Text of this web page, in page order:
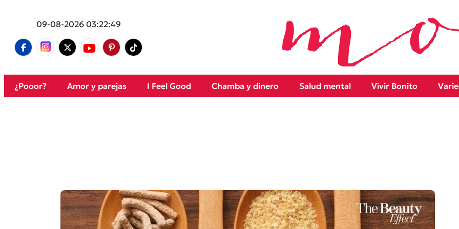
09-08-2026 03:22:49
¿Pooor? Amor y parejas I Feel Good Chamba y dinero Salud mental Vivir Bonito